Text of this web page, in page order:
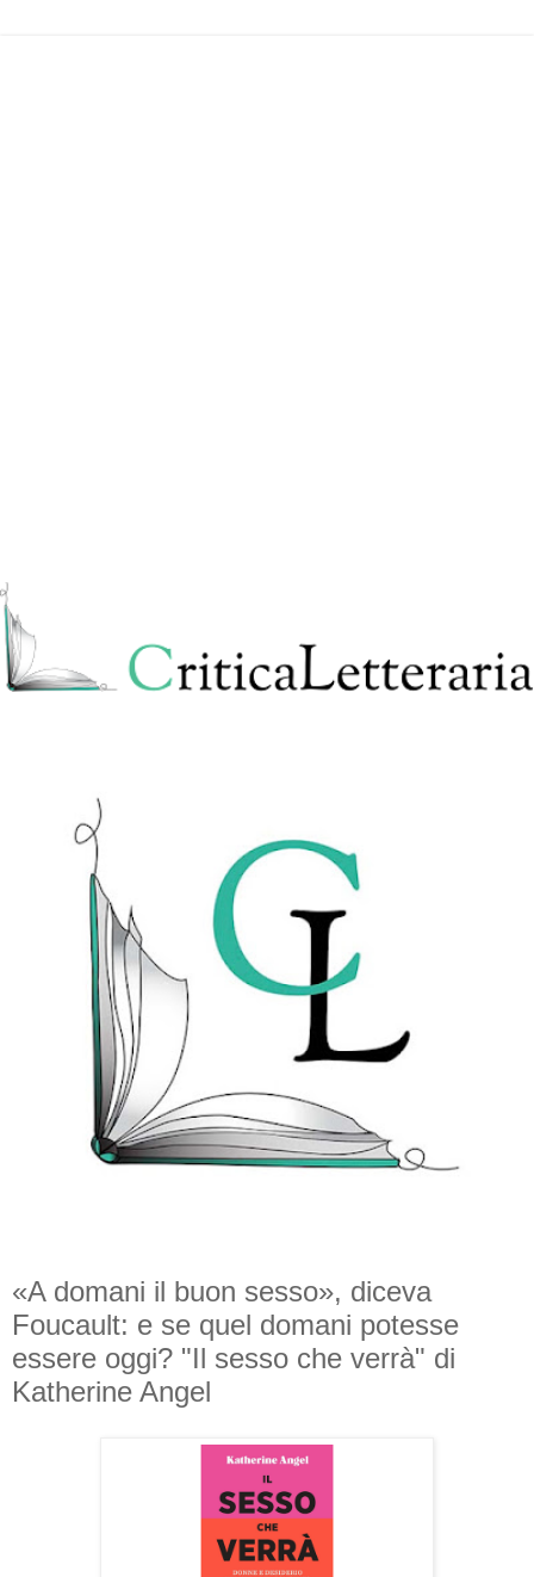
«A domani il buon sesso», diceva
Foucault: e se quel domani potesse
essere oggi? "Il sesso che verrà" di
Katherine Angel